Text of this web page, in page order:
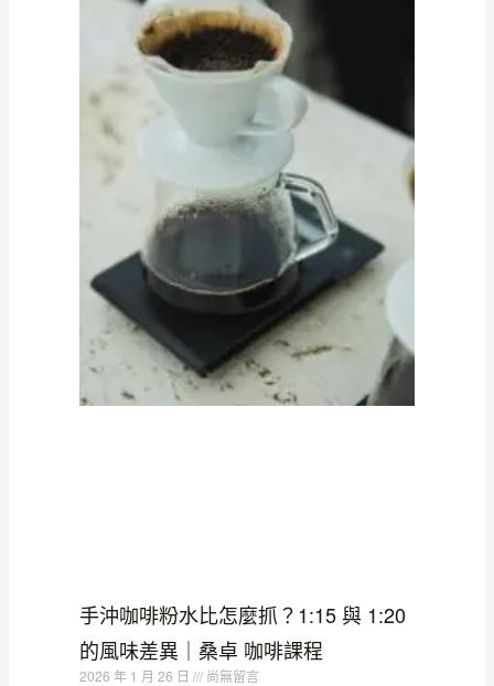
手沖咖啡粉水比怎麼抓？1:15 與 1:20
的風味差異｜桑卓 咖啡課程
2026 年 1 月 26 日 尚無留言